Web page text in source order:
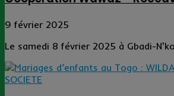
9 février 2025
Le samedi 8 février 2025 à Gbadi-
SOCIETE